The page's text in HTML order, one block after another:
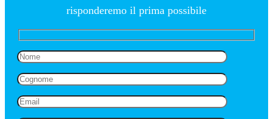
risponderemo il prima possibile